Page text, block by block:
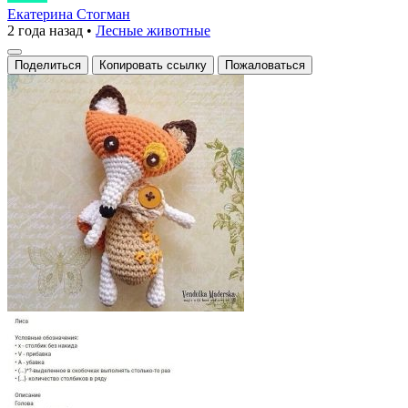
лисичка
—
символ
тепла
Екатерина Стогман
2 года назад • Лесные животные
Поделиться Копировать ссылку Пожаловаться